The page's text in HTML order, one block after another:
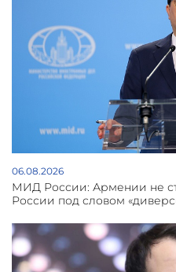
06.08.2026
МИД России: Армении не
России под словом